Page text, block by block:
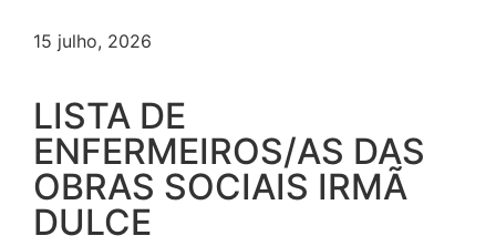
15 julho, 2026
LISTA DE
ENFERMEIROS/AS DAS
OBRAS SOCIAIS IRMÃ
DULCE